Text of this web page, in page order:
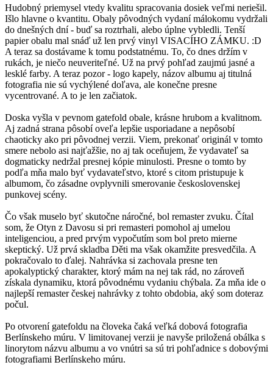
Hudobný priemysel vtedy kvalitu spracovania dosiek veľmi neriešil.
Išlo hlavne o kvantitu. Obaly pôvodných vydaní málokomu vydržali
do dnešných dní - buď sa roztrhali, alebo úplne vybledli. Tenší
papier obalu mal snáď už len prvý vinyl VISACÍHO ZÁMKU. :D
A teraz sa dostávame k tomu podstatnému. To, čo dnes držím v
rukách, je niečo neuveriteľné. Už na prvý pohľad zaujmú jasné a
lesklé farby. A teraz pozor - logo kapely, názov albumu aj titulná
fotografia nie sú vychýlené doľava, ale konečne presne
vycentrované. A to je len začiatok.
Doska vyšla v pevnom gatefold obale, krásne hrubom a kvalitnom.
Aj zadná strana pôsobí oveľa lepšie usporiadane a nepôsobí
chaoticky ako pri pôvodnej verzii. Viem, prekonať originál v tomto
smere nebolo asi najťažšie, no aj tak oceňujem, že vydavateľ sa
dogmaticky nedržal presnej kópie minulosti. Presne o tomto by
podľa mňa malo byť vydavateľstvo, ktoré s citom pristupuje k
albumom, čo zásadne ovplyvnili smerovanie československej
punkovej scény.
Čo však muselo byť skutočne náročné, bol remaster zvuku. Čítal
som, že Otyn z Davosu si pri remasteri pomohol aj umelou
inteligenciou, a pred prvým vypočutím som bol preto mierne
skeptický. Už prvá skladba Děti ma však okamžite presvedčila. A
pokračovalo to ďalej. Nahrávka si zachovala presne ten
apokalyptický charakter, ktorý mám na nej tak rád, no zároveň
získala dynamiku, ktorá pôvodnému vydaniu chýbala. Za mňa ide o
najlepší remaster českej nahrávky z tohto obdobia, aký som doteraz
počul.
Po otvorení gatefoldu na človeka čaká veľká dobová fotografia
Berlínskeho múru. V limitovanej verzii je navyše priložená obálka s
linorytom názvu albumu a vo vnútri sa sú tri pohľadnice s dobovými
fotografiami Berlínskeho múru.